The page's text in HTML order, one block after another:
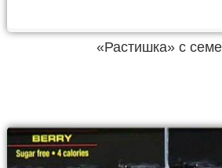
«Растишка» с